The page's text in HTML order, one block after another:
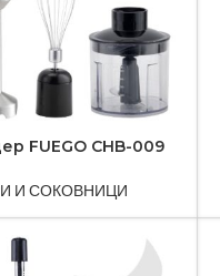
FUEGO CHB-009
И СОКОВНИЦИ